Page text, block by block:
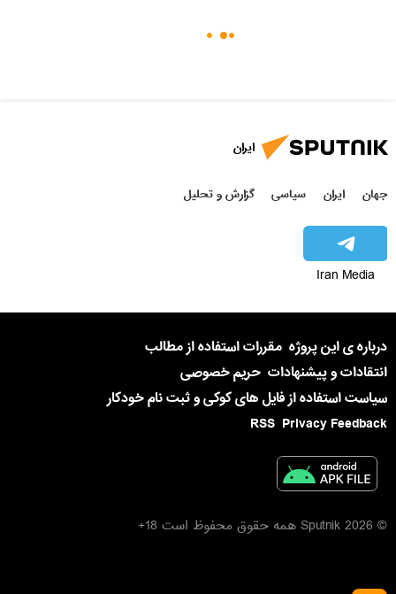
ایران
جهان ایران سیاسی گزارش و تحلیل
Iran Media
درباره ی این پروژه مقررات استفاده از مطالب
انتقادات و پیشنهادات حریم خصوصی
سیاست استفاده از فایل های کوکی و ثبت نام خودکار
Privacy Feedback
RSS
© 2026 Sputnik همه حقوق محفوظ است 18+